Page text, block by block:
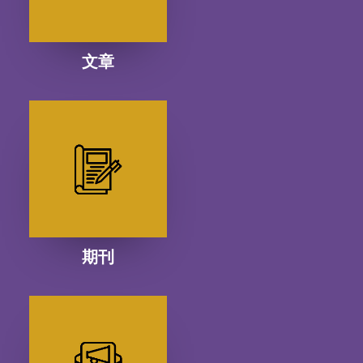
文章
期刊